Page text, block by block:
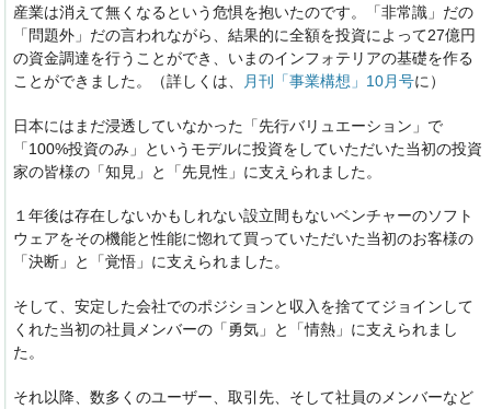
産業は消えて無くなるという危惧を抱いたのです。「非常識」 だの
「問題外」だの言われながら、結果的に全額を投資によって27億円
の資金調達を行うことができ 、いまのインフォテリアの基礎を作る
ことができました。（詳しくは、 月刊「事業構想」10月号に）
日本にはまだ浸透していなかった「先行バリュエーション」で
「100%投資のみ」というモデルに投資をしていただいた当初の投資
家の皆様の「知見」と「先見性」に支えられました。
１年後は存在しないかもしれない設立間もないベンチャーのソフト
ウェアをその機能と性能に惚れて買っていただいた当初のお客様の
「決断」と「覚悟」に支えられま した。
そして、安定した会社でのポジションと収入を捨ててジョインして
くれた当初の社員メンバーの「勇気」と「情熱」に支えられまし
た。
それ以降、数多くのユーザー、取引先、 そして社員のメンバーなど